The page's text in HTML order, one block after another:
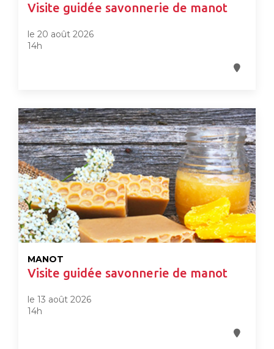
Visite guidée savonnerie de manot
le 20 août 2026
14h
MANOT
Visite guidée savonnerie de manot
le 13 août 2026
14h